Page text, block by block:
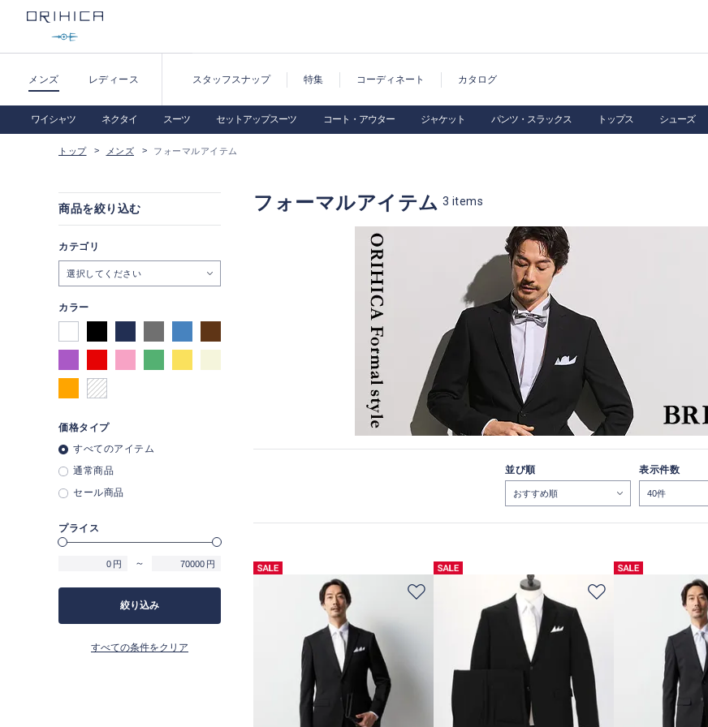
メンズ レディース スタッフスナップ 特集 コーディネート カタログ
ワイシャツ ネクタイ スーツ セットアップスーツ コート・アウター ジャケット パンツ・スラックス トップス シューズ
トップ メンズ フォーマルアイテム
フォーマルアイテム 3 items
並び順 表示件数
商品を絞り込む
カテゴリ
選択してください
カラー
価格タイプ
すべてのアイテム
通常商品
セール商品
プライス
円 ～ 円
絞り込み
すべての条件をクリア